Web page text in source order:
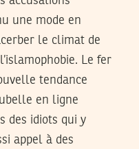
une mode en
le climat de
Le fer
tendance
en ligne
des idiots qui y
appel à des